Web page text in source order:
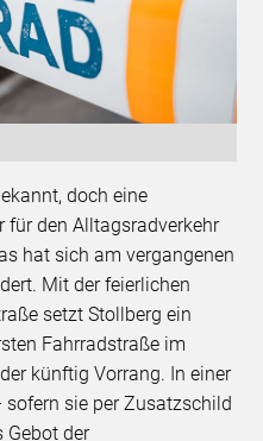
doch eine
für den Alltagsradverkehr
hat sich am vergangenen
Mit der feierlichen
setzt Stollberg ein
Fahrradstraße im
künftig Vorrang. In einer
sie per Zusatzschild
Gebot der